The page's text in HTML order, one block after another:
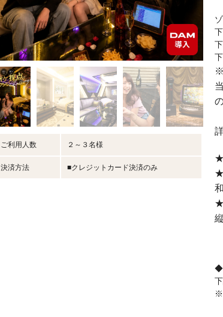
ご利用人数 ２～３名様
決済方法 ■クレジットカード決済のみ
※
★
★
★
◆
※